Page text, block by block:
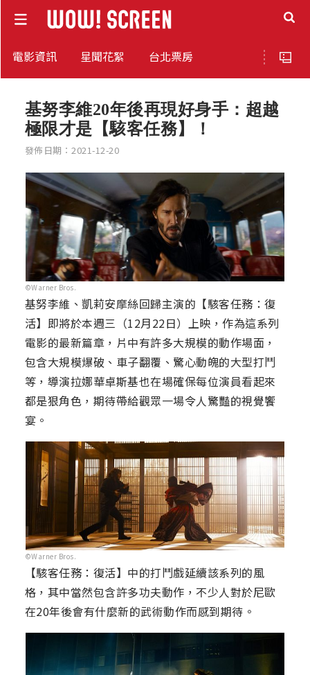
電影資訊 星聞花絮 台北票房
基努李維20年後再現好身手：超越
極限才是【駭客任務】！
發佈日期：2021-12-20
©Warner Bros.
基努李維、凱莉安摩絲回歸主演的【駭客任務：復
活】即將於本週三（12月22日）上映，作為這系列
電影的最新篇章，片中有許多大規模的動作場面，
包含大規模爆破、車子翻覆、驚心動魄的大型打鬥
等，導演拉娜華卓斯基也在場確保每位演員看起來
都是狠角色，期待帶給觀眾一場令人驚豔的視覺饗
宴。
©Warner Bros.
【駭客任務：復活】中的打鬥戲延續該系列的風
格，其中當然包含許多功夫動作，不少人對於尼歐
在20年後會有什麼新的武術動作而感到期待。